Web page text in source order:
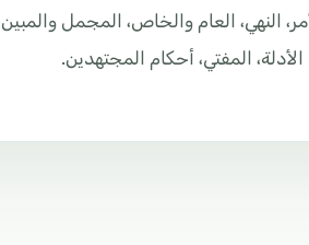
النهي، العام والخاص، المجمل
المفتي، أحكام المجتهدين.